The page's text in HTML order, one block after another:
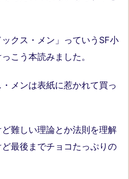
クス・メン」っていうSF小
こう本読みました。
メンは表紙に惹かれて買っ
難しい理論とか法則を理解
最後までチョコたっぷりの